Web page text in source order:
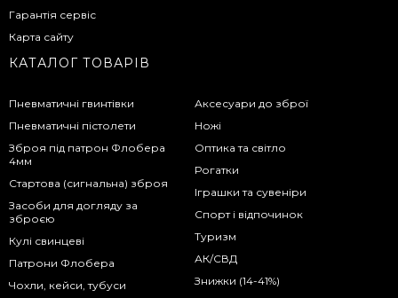
Гарантія сервіс
Карта сайту
КАТАЛОГ ТОВАРІВ
Пневматичні гвинтівки
Пневматичні пістолети
Зброя під патрон Флобера
4мм
Стартова (сигнальна) зброя
Засоби для догляду за
зброєю
Кулі свинцеві
Патрони Флобера
Чохли, кейси, тубуси
Аксесуари до зброї
Ножі
Оптика та світло
Рогатки
Іграшки та сувеніри
Спорт і відпочинок
Туризм
АК/СВД
Знижки (14-41%)